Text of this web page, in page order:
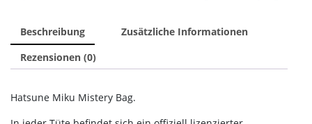
Beschreibung
Zusätzliche Informationen
Rezensionen (0)
Hatsune Miku Mistery Bag.